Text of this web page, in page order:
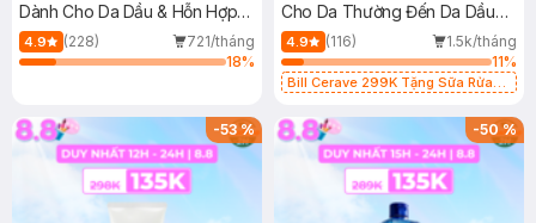
Dành Cho Da Dầu & Hỗn Hợp
500ml
4.9 (228)
721/tháng
18%
Cho Da Thường Đến Da Dầu
473ml
4.9 (116)
1.5k/tháng
11%
Bill Cerave 299K Tặng Sữa Rửa
-53% -50%